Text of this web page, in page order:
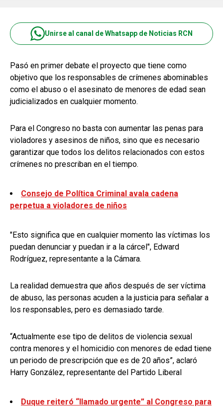
Unirse al canal de Whatsapp de Noticias RCN
Pasó en primer debate el proyecto que tiene como
objetivo que los responsables de crímenes abominables
como el abuso o el asesinato de menores de edad sean
judicializados en cualquier momento.
Para el Congreso no basta con aumentar las penas para
violadores y asesinos de niños, sino que es necesario
garantizar que todos los delitos relacionados con estos
crímenes no prescriban en el tiempo.
Consejo de Política Criminal avala cadena
perpetua a violadores de niños
"Esto significa que en cualquier momento las víctimas los
puedan denunciar y puedan ir a la cárcel", Edward
Rodríguez, representante a la Cámara.
La realidad demuestra que años después de ser víctima
de abuso, las personas acuden a la justicia para señalar a
los responsables, pero es demasiado tarde.
“Actualmente ese tipo de delitos de violencia sexual
contra menores y el homicidio con menores de edad tiene
un periodo de prescripción que es de 20 años”, aclaró
Harry González, representante del Partido Liberal
Duque reiteró “llamado urgente” al Congreso para